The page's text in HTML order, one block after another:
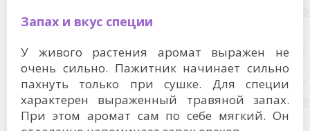
Запах и вкус специи
У живого растения аромат выражен не
очень сильно. Пажитник начинает сильно
пахнуть только при сушке. Для специи
характерен выраженный травяной запах.
При этом аромат сам по себе мягкий. Он